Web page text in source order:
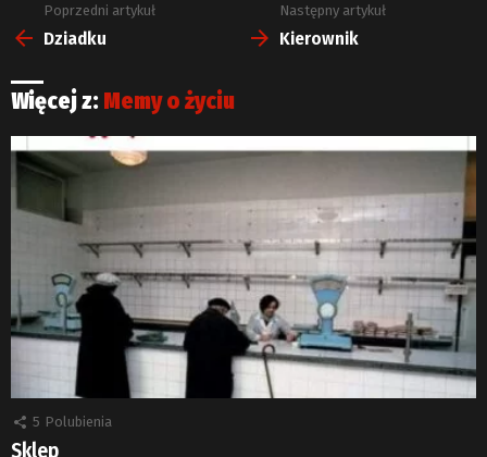
Zobacz
więcej
Poprzedni artykuł
Dziadku
Następny artykuł
Kierownik
Więcej z: Memy o życiu
5 Polubienia
Sklep